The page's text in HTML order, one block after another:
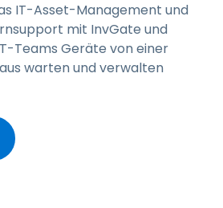
IT-Asset-Management und
mit InvGate und
Teams Geräte von einer
warten und verwalten